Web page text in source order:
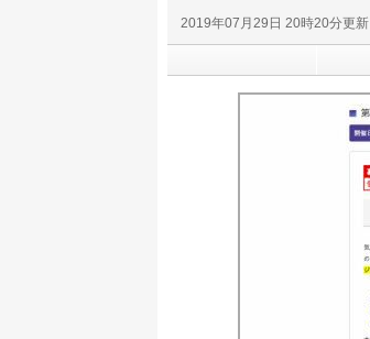
2019年07月29日 20時20分更新